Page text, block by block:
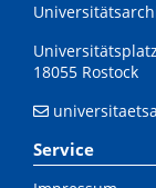
18055 Rostock
Service